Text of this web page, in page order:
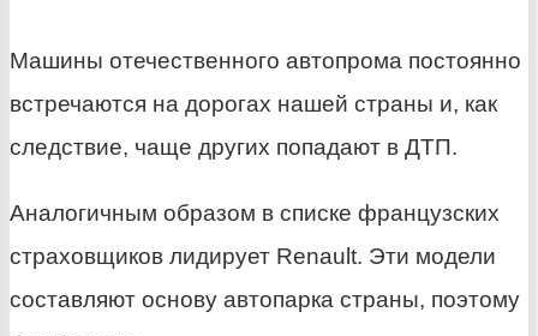
Машины отечественного автопрома постоянно
встречаются на дорогах нашей страны и, как
следствие, чаще других попадают в ДТП.
Аналогичным образом в списке французских
страховщиков лидирует Renault. Эти модели
составляют основу автопарка страны, поэтому